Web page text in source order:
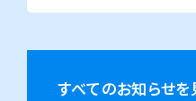
すべてのお知らせを